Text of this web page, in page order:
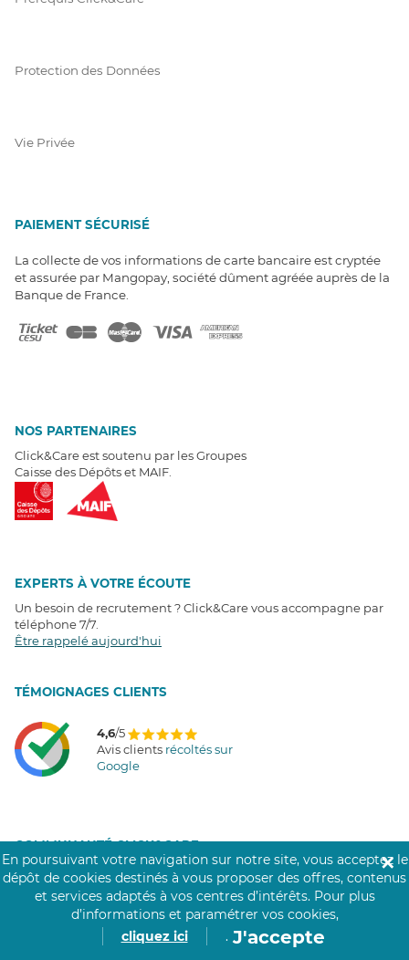
Protection des Données
Vie Privée
PAIEMENT SÉCURISÉ
La collecte de vos informations de carte bancaire est cryptée
et assurée par Mangopay, société dûment agréée auprès de la
Banque de France.
NOS PARTENAIRES
Click&Care est soutenu par les Groupes
Caisse des Dépôts et MAIF.
EXPERTS À VOTRE ÉCOUTE
Un besoin de recrutement ? Click&Care vous accompagne par
téléphone 7/7
Être rappelé aujourd'hui
TÉMOIGNAGES CLIENTS
4,6/5
Avis clients récoltés sur
Google
COMMUNAUTÉ CLICK&CARE
En poursuivant votre navigation sur notre site, vous acceptez le
dépôt de cookies destinés à vous proposer des offres, contenus
et services adaptés à vos centres d’intérêts. Pour plus
d’informations et paramétrer vos cookies,
cliquez ici
. J'accepte
✕